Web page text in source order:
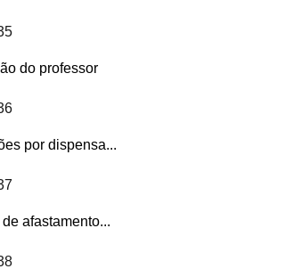
do professor
por dispensa...
afastamento...